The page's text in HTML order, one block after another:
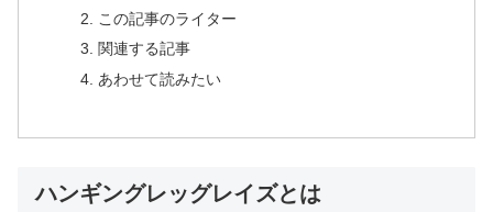
この記事のライター
関連する記事
あわせて読みたい
ハンギングレッグレイズとは